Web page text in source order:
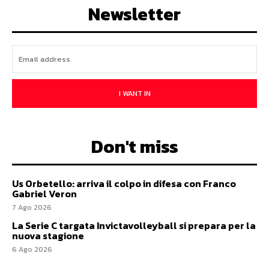
Newsletter
I WANT IN
Don't miss
Us Orbetello: arriva il colpo in difesa con Franco
Gabriel Veron
7 Ago 2026
La Serie C targata Invictavolleyball si prepara per la
nuova stagione
6 Ago 2026